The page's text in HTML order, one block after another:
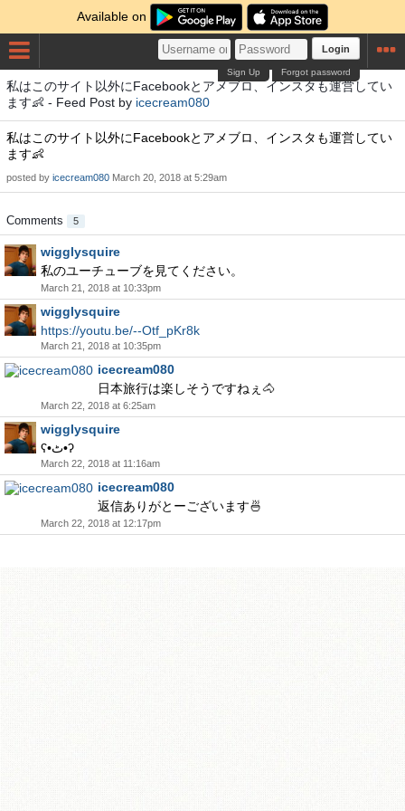
Available on
Login
Forgot password
Sign Up
私はこのサイト以外にFacebookとアメブロ、インスタも運営してい
ます👶 - Feed Post by icecream080
私はこのサイト以外にFacebookとアメブロ、インスタも運営してい
ます👶
posted by icecream080 March 20, 2018 at 5:29am
Comments 5
wigglysquire
私のユーチューブを見てください。
March 21, 2018 at 10:33pm
wigglysquire
https://youtu.be/--Otf_pKr8k
March 21, 2018 at 10:35pm
icecream080
日本旅行は楽しそうですねぇ🐴
March 22, 2018 at 6:25am
wigglysquire
ʕ•ٹ•ʔ
March 22, 2018 at 11:16am
icecream080
返信ありがとーございます🍜
March 22, 2018 at 12:17pm